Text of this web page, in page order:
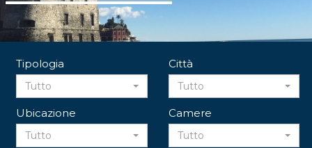
Tipologia
Tutto
Città
Tutto
Ubicazione
Tutto
Camere
Tutto